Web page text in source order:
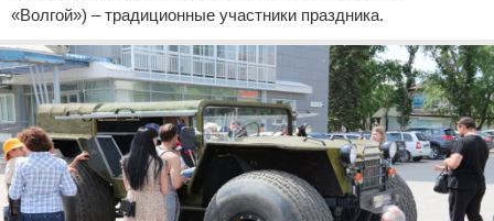
«Волгой») – традиционные участники праздника.